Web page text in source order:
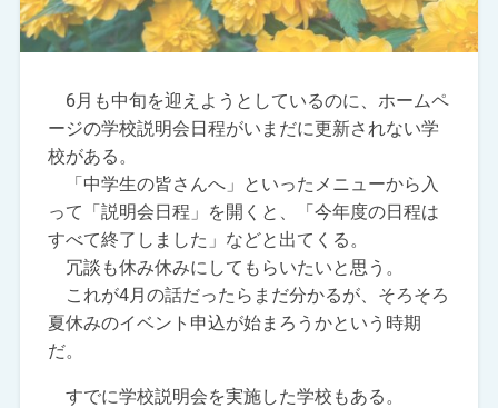
6月も中旬を迎えようとしているのに、ホームペ
ージの学校説明会日程がいまだに更新されない学
校がある。
「中学生の皆さんへ」といったメニューから入
って「説明会日程」を開くと、「今年度の日程は
すべて終了しました」などと出てくる。
冗談も休み休みにしてもらいたいと思う。
これが4月の話だったらまだ分かるが、そろそろ
夏休みのイベント申込が始まろうかという時期
だ。
すでに学校説明会を実施した学校もある。